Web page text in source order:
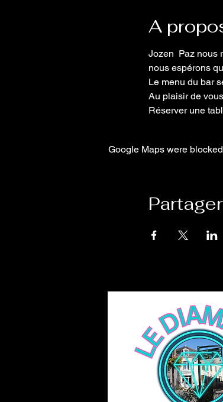
A
Jozen  Paz
nous espérons
Le menu du bar
Au plaisir de
Réserver une
Google Maps were
Le
6 rue du diamant,
Mauprévoir 86460
06 81 75 48 49